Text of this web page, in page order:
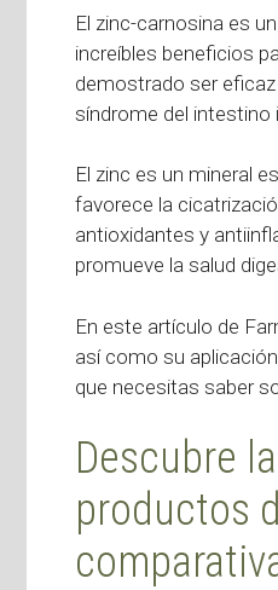
El zinc-carnosina es
increíbles beneficios
demostrado ser
síndrome del intestino
El zinc es un mineral
favorece la
antioxidantes y
promueve la salud
En este artículo de
así como su
que necesitas saber
Descubre
productos